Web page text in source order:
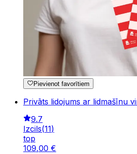
Pievienot favorītiem
Privāts lidojums ar lidmašīnu
9.7
Izcils(11)
top
109,00 €